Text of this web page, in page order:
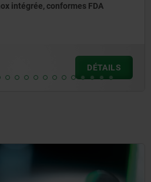
intégrée, conformes FDA
DÉTAILS